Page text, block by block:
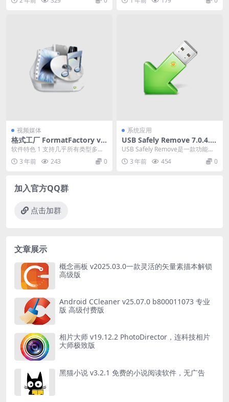
个...
统清...
视频媒体
格式工厂 FormatFactory v5.
17 去广告绿色版
软件特色 1 支持几乎所有类型多媒
体格式到常用的几种格式 {cloud tit
l... 3 年前 243 0
系统应用
USB Safely Remove 7.0.4.1
319 一款功能强大的USB设备
管理软件
USB Safely Remove是一款功能强
大的USB设备管理软件，它可以帮
助...3 年前 454 0
加入官方QQ群
点击加群
文章展示
概念画板 v2025.03.0一款灵活的矢量素描本解锁
高级版
Android CCleaner v25.07.0 b800011073 专业
版 高级付费版
相片大师 v19.12.2 PhotoDirector，连科技相片
大师极致版
黑猫小说 v3.2.1 免费的小说阅读软件，无广告